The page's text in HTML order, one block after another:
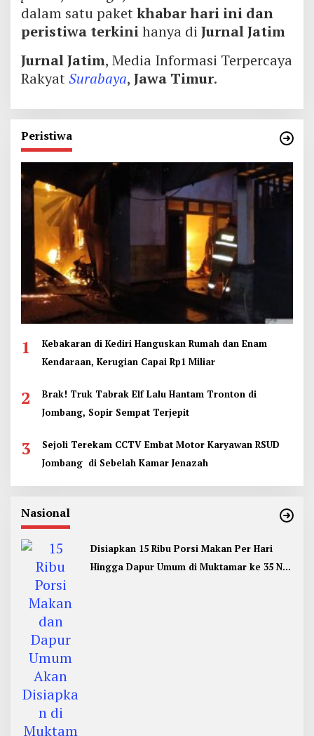
dalam satu paketkhabar hari ini dan
peristiwa terkinihanya di Jurnal Jatim
Jurnal Jatim, Media Informasi Terpercaya
RakyatSurabaya, Jawa Timur.
Peristiwa
1
Kebakaran di Kediri Hanguskan Rumah dan Enam
Kendaraan, Kerugian Capai Rp1 Miliar
2
Brak! Truk Tabrak Elf Lalu Hantam Tronton di
Jombang, Sopir Sempat Terjepit
3
Sejoli Terekam CCTV Embat Motor Karyawan RSUD
Jombang di Sebelah Kamar Jenazah
Nasional
Disiapkan 15 Ribu Porsi Makan Per Hari
Hingga Dapur Umum di Muktamar ke 35 NU